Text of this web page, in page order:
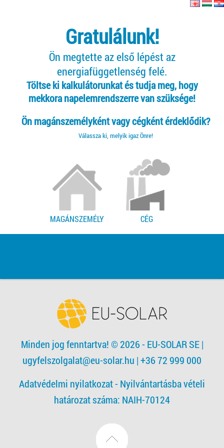
Gratulálunk!
Ön megtette az első lépést az
energiafüggetlenség felé.
Töltse ki kalkulátorunkat és tudja meg, hogy
mekkora napelemrendszerre van szüksége!
Ön magánszemélyként vagy cégként érdeklődik?
Válassza ki, melyik igaz Önre!
MAGÁNSZEMÉLY CÉG
Minden jog fenntartva! © 2026 - EU-SOLAR SE|
ugyfelszolgalat@eu-solar.hu | +36 72 999 000
Adatvédelmi nyilatkozat - Nyilvántartásba vételi
határozat száma: NAIH-70124